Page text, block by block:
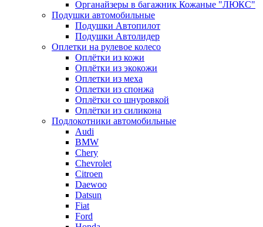
Органайзеры в багажник Кожаные "ЛЮКС"
Подушки автомобильные
Подушки Автопилот
Подушки Автолидер
Оплетки на рулевое колесо
Оплётки из кожи
Оплётки из экокожи
Оплетки из меха
Оплетки из спонжа
Оплётки со шнуровкой
Оплётки из силикона
Подлокотники автомобильные
Audi
BMW
Chery
Chevrolet
Citroen
Daewoo
Datsun
Fiat
Ford